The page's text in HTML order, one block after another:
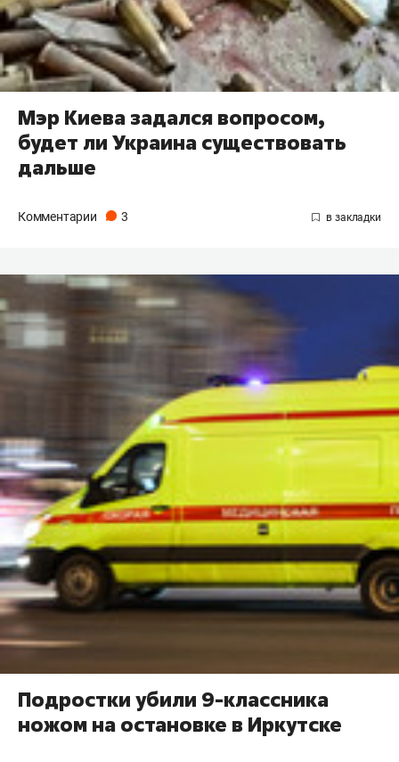
Мэр Киева задался вопросом,
будет ли Украина существовать
дальше
Комментарии 3
Подростки убили 9-классника
ножом на остановке в Иркутске